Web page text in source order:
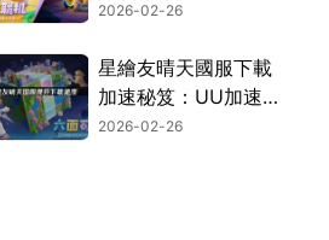
速器助妳暢享星際社
2026-02-26
星繪友晴天國服下載
加速秘笈：UU加速
器極速攻略！
2026-02-26